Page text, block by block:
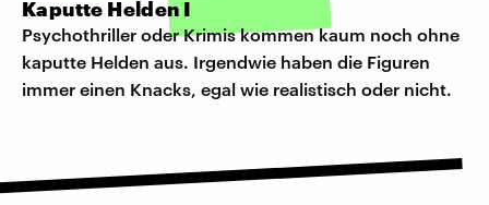
Kaputte Helden I
Psychothriller oder Krimis kommen kaum noch ohne
kaputte Helden aus. Irgendwie haben die Figuren
immer einen Knacks, egal wie realistisch oder nicht.